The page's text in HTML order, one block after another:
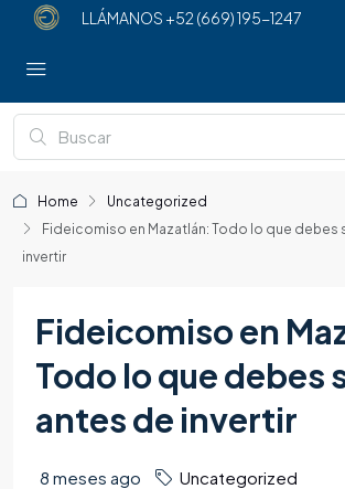
LLÁMANOS +52 (669) 195-1247
Home
Uncategorized
Fideicomiso en Mazatlán: Todo lo que debes
invertir
Fideicomiso en
Todo lo que debes
antes de invertir
8 meses ago Uncategorized